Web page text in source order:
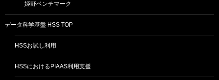
姫野ベンチマーク
データ科学基盤 HSS TOP
HSSお試し利用
HSSにおけるPIAAS利用支援